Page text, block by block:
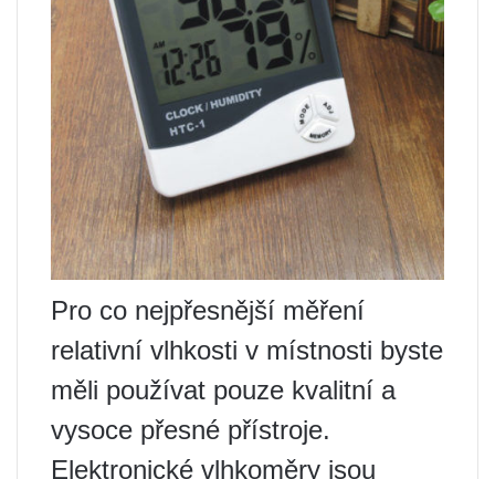
Pro co nejpřesnější měření
relativní vlhkosti v místnosti byste
měli používat pouze kvalitní a
vysoce přesné přístroje.
Elektronické vlhkoměry jsou